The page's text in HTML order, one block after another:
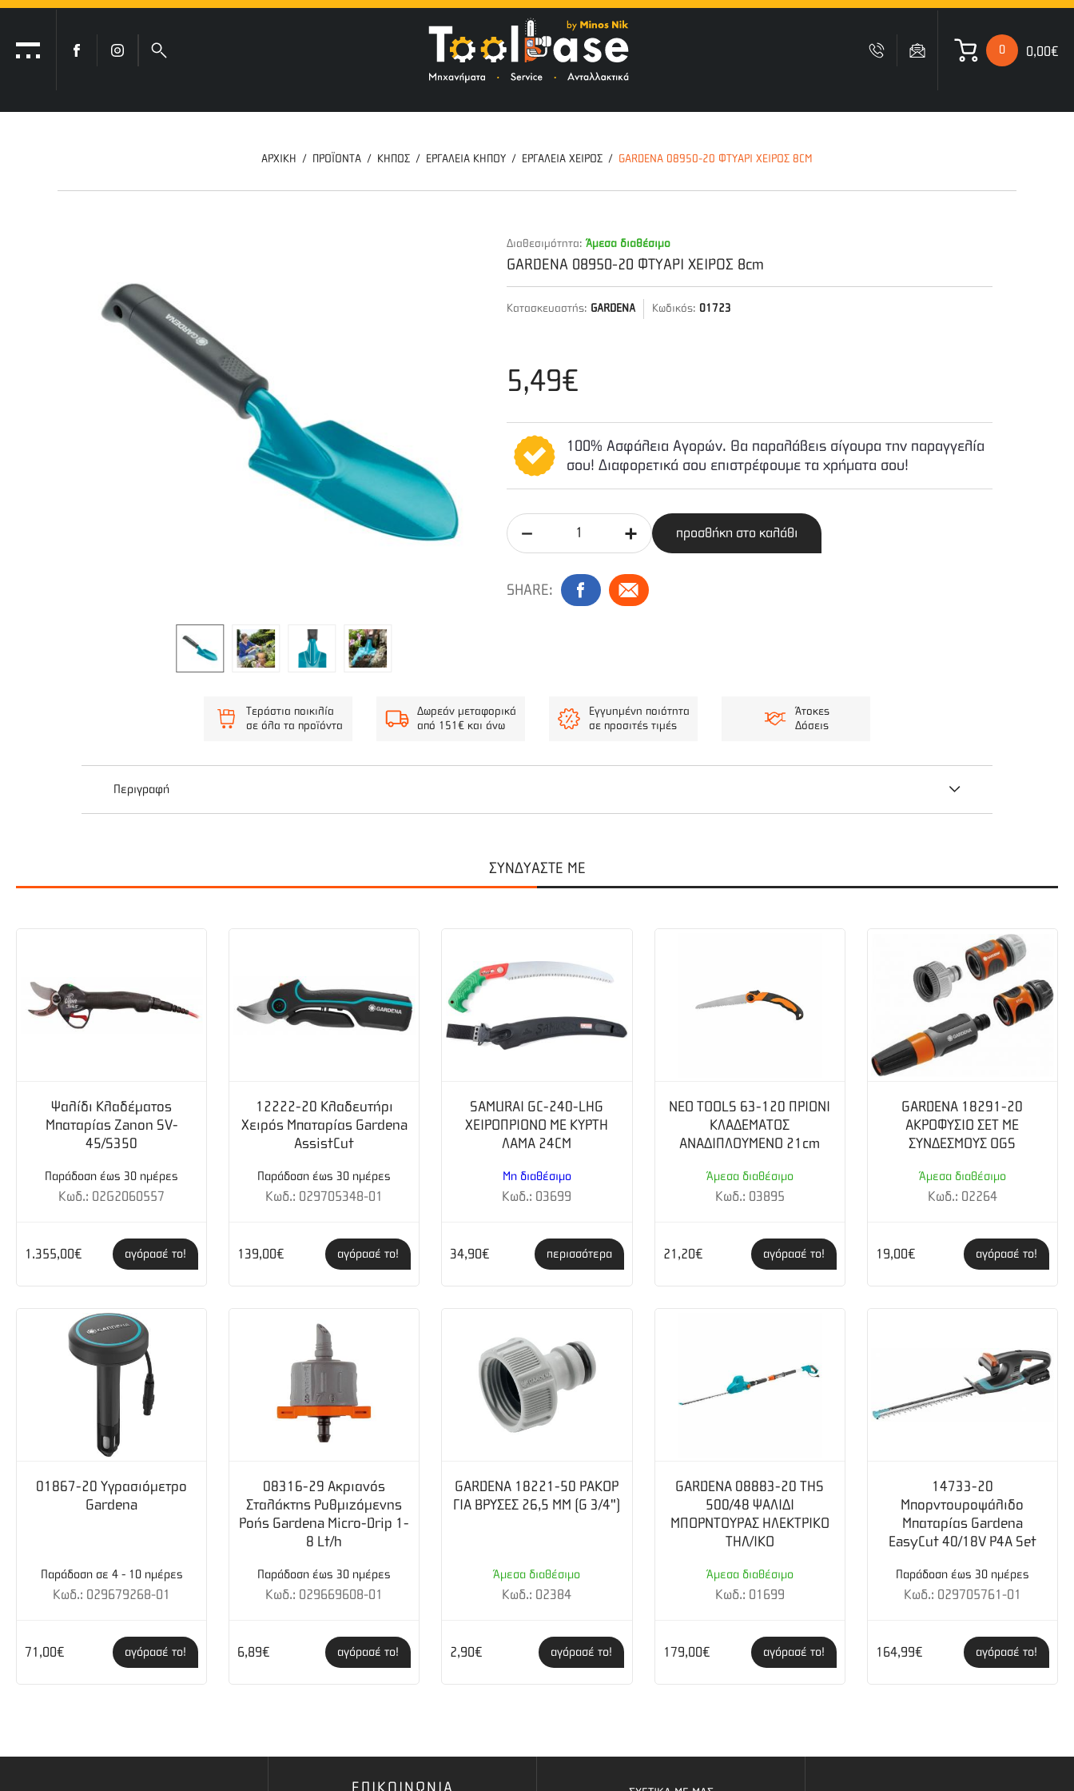
0 0,00€
ΑΡΧΙΚΗ ΠΡΟΪΟΝΤΑ ΚΗΠΟΣ ΕΡΓΑΛΕΙΑ ΚΗΠΟΥ ΕΡΓΑΛΕΙΑ ΧΕΙΡΟΣ GARDENA 08950-20 ΦΤΥΑΡΙ ΧΕΙΡΟΣ 8CM
Διαθεσιμότητα: Άμεσα διαθέσιμο
GARDENA 08950-20 ΦΤΥΑΡΙ ΧΕΙΡΟΣ 8cm
Κατασκευαστής: GARDENA Κωδικός: 01723
5,49€
100% Ασφάλεια Αγορών. Θα παραλάβεις σίγουρα την παραγγελία
σου! Διαφορετικά σου επιστρέφουμε τα χρήματα σου!
προσθήκη στο καλάθι
SHARE:
Τεράστια ποικιλία
σε όλα τα προϊόντα
Δωρεάν μεταφορικά
από 151€ και άνω
Εγγυημένη ποιότητα
σε προσιτές τιμές
Άτοκες
Δόσεις
Περιγραφή
Κατασκευασμένο από ατσάλι υψηλής ποιότητας επιστρωμένο από ντουροπλαστικό και με 25 χρόνια εγγύηση.
διευκολύνει την εργασία, καθώς διαθέτει κι επιπλέον αντολισθητικό stop. Κατασκευασμένο από ατσάλι υψηλής ποιότητας επιστρωμένο από ντουροπλαστικό. Άνετος
ολίσθηση από το χέρι. Προστασία από τη διάβρωση. Το υψηλής ποιότητας ατσάλι και η επικάλυψη από ντουροπλαστικό προστεύουν τα εργαλεία χειρός από τη
διάβρωση και τα κάνουν ανθεκτικά στη βρωμιά. Κατασκευάζονται στη Γερμανία και είναι γνωστά για τις επιδόσεις τους, την αξιοπιστία τους και τις συνεχείς
καινοτομίες τους. Η 25-ετής εγγύηση εξασφαλίζει υψηλή ποιότητα
Με 25 χρόνια εγγύηση
Βάρος Συσκευασίας: 0,4kg
ΣΥΝΔΥΑΣΤΕ ΜΕ
Ψαλίδι Κλαδέματος
Μπαταρίας Zanon SV-
45/S350
Παράδοση έως 30 ημέρες
Κωδ.: 02G2060557
1.355,00€ αγόρασέ το!
12222-20 Κλαδευτήρι
Χειρός Μπαταρίας Gardena
AssistCut
Παράδοση έως 30 ημέρες
Κωδ.: 029705348-01
139,00€ αγόρασέ το!
SAMURAI GC-240-LHG
ΧΕΙΡΟΠΡΙΟΝΟ ΜΕ ΚΥΡΤΗ
ΛΑΜΑ 24CM
Μη διαθέσιμο
Κωδ.: 03699
34,90€ περισσότερα
NEO TOOLS 63-120 ΠΡΙΟΝΙ
ΚΛΑΔΕΜΑΤΟΣ
ΑΝΑΔΙΠΛΟΥΜΕΝΟ 21cm
Άμεσα διαθέσιμο
Κωδ.: 03895
21,20€ αγόρασέ το!
GARDENA 18291-20
ΑΚΡΟΦΥΣΙΟ ΣΕΤ ΜΕ
ΣΥΝΔΕΣΜΟΥΣ OGS
Άμεσα διαθέσιμο
Κωδ.: 02264
19,00€ αγόρασέ το!
01867-20 Υγρασιόμετρο
Gardena
Παράδοση σε 4 - 10 ημέρες
Κωδ.: 029679268-01
71,00€ αγόρασέ το!
08316-29 Ακριανός
Σταλάκτης Ρυθμιζόμενης
Ροής Gardena Micro-Drip 1-
8 Lt/h
Παράδοση έως 30 ημέρες
Κωδ.: 029669608-01
6,89€ αγόρασέ το!
GARDENA 18221-50 ΡΑΚΟΡ
ΓΙΑ ΒΡΥΣΕΣ 26,5 MM (G 3/4")
Άμεσα διαθέσιμο
Κωδ.: 02384
2,90€ αγόρασέ το!
GARDENA 08883-20 THS
500/48 ΨΑΛΙΔΙ
ΜΠΟΡΝΤΟΥΡΑΣ ΗΛΕΚΤΡΙΚΟ
ΤΗΛ/ΙΚΟ
Άμεσα διαθέσιμο
Κωδ.: 01699
179,00€ αγόρασέ το!
14733-20
Μπορντουροψάλιδο
Μπαταρίας Gardena
EasyCut 40/18V P4A Set
Παράδοση έως 30 ημέρες
Κωδ.: 029705761-01
164,99€ αγόρασέ το!